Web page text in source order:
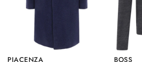
PIACENZA BOSS